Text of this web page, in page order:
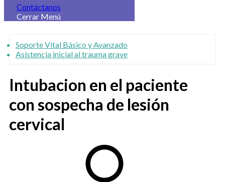
Contáctanos
Cerrar Menú
Soporte Vital Básico y Avanzado
Asistencia inicial al trauma grave
Intubacion en el paciente
con sospecha de lesión
cervical